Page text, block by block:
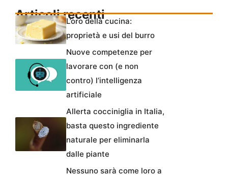
Articoli recenti
L’oro della cucina:
proprietà e usi del burro
Nuove competenze per
lavorare con (e non
contro) l’intelligenza
artificiale
Allerta cocciniglia in Italia,
basta questo ingrediente
naturale per eliminarla
dalle piante
Nessuno sarà come loro a